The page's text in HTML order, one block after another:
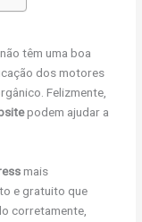
têm uma boa
dos motores
Felizmente,
podem ajudar a
mais
e gratuito que
corretamente,